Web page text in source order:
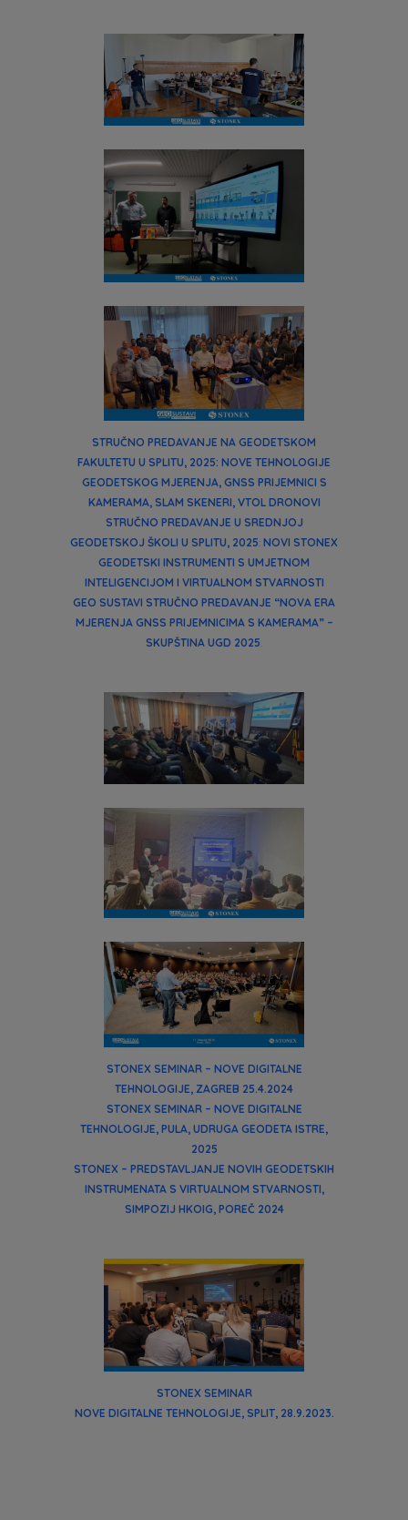
STRUČNO PREDAVANJE NA GEODETSKOM
FAKULTETU U SPLITU, 2025: NOVE TEHNOLOGIJE
GEODETSKOG MJERENJA, GNSS PRIJEMNICI S
KAMERAMA, SLAM SKENERI, VTOL DRONOVI
STRUČNO PREDAVANJE U SREDNJOJ
GEODETSKOJ ŠKOLI U SPLITU, 2025: NOVI STONEX
GEODETSKI INSTRUMENTI S UMJETNOM
INTELIGENCIJOM I VIRTUALNOM STVARNOSTI
GEO SUSTAVI STRUČNO PREDAVANJE “NOVA ERA
MJERENJA GNSS PRIJEMNICIMA S KAMERAMA” –
SKUPŠTINA UGD 2025.
STONEX SEMINAR – NOVE DIGITALNE
TEHNOLOGIJE, ZAGREB 25.4.2024
STONEX SEMINAR – NOVE DIGITALNE
TEHNOLOGIJE, PULA, UDRUGA GEODETA ISTRE,
2025
STONEX – PREDSTAVLJANJE NOVIH GEODETSKIH
INSTRUMENATA S VIRTUALNOM STVARNOSTI,
SIMPOZIJ HKOIG, POREČ 2024
STONEX SEMINAR
NOVE DIGITALNE TEHNOLOGIJE, SPLIT, 28.9.2023.